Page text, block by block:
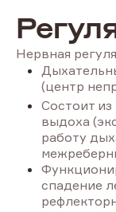
Нервная
(центр
Состоит
выдоха
работу
спадение